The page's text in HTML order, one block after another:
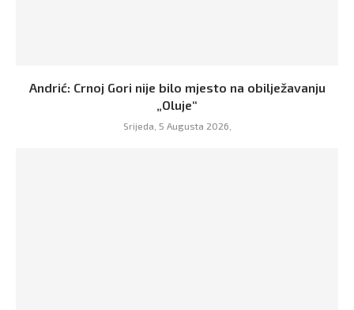
Andrić: Crnoj Gori nije bilo mjesto na obilježavanju
„Oluje“
Srijeda, 5 Augusta 2026,